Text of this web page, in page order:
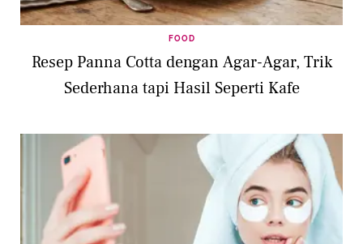
FOOD
Resep Panna Cotta dengan Agar-Agar, Trik
Sederhana tapi Hasil Seperti Kafe